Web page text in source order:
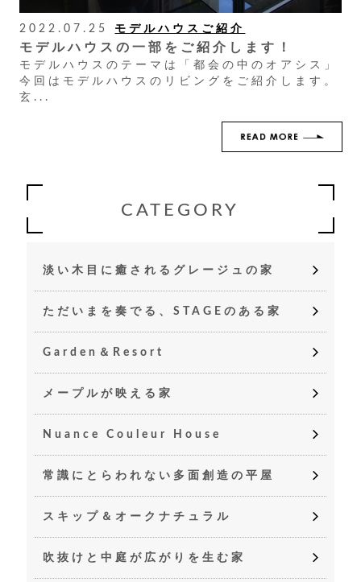
2022.07.25 モデルハウスご紹介
モデルハウスの一部をご紹介します！
モデルハウスのテーマは「都会の中のオアシス」
今回はモデルハウスのリビングをご紹介します。
玄...
CATEGORY
淡い木目に癒されるグレージュの家
ただいまを奏でる、STAGEのある家
Garden＆Resort
メープルが映える家
Nuance Couleur House
常識にとらわれない多面創造の平屋
スキップ＆オークナチュラル
吹抜けと中庭が広がりを生む家